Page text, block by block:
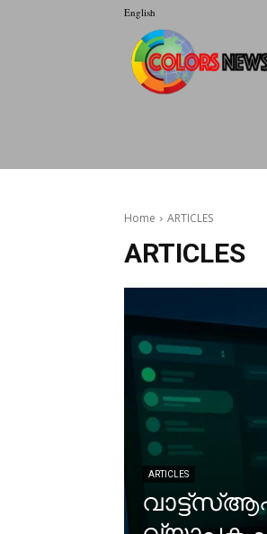
English
Home ARTICLES
ARTICLES
ARTICLES